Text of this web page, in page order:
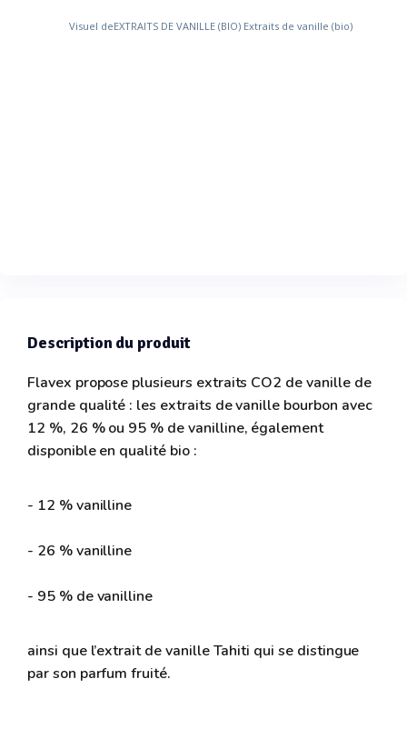
Description du produit
Flavex propose plusieurs extraits CO2 de vanille de
grande qualité : les extraits de vanille bourbon avec
12 %, 26 % ou 95 % de vanilline, également
disponible en qualité bio :
- 12 % vanilline
- 26 % vanilline
- 95 % de vanilline
ainsi que l’extrait de vanille Tahiti qui se distingue
par son parfum fruité.